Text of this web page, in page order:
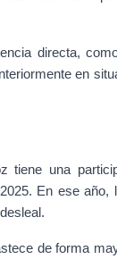
directa,
en
tiene una
En ese
de forma